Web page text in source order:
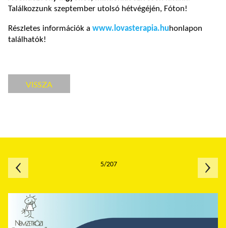
Találkozzunk szeptember utolsó hétvégéjén, Fóton!
Részletes információk a www.lovasterapia.huhonlapon
találhatók!
VISSZA
5/207